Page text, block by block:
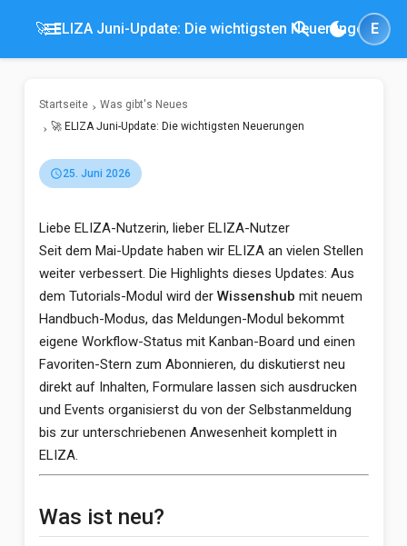
menu
🚀 ELIZA Juni-Update: Die wichtigsten Neuerungen
search dark_mode E
Startseite
Was gibt's Neues
🚀 ELIZA Juni-Update: Die wichtigsten Neuerungen
schedule25. Juni 2026
Liebe ELIZA-Nutzerin, lieber ELIZA-Nutzer
Seit dem Mai-Update haben wir ELIZA an vielen Stellen
weiter verbessert. Die Highlights dieses Updates: Aus
dem Tutorials-Modul wird der Wissenshub mit neuem
Handbuch-Modus, das Meldungen-Modul bekommt
eigene Workflow-Status mit Kanban-Board und einen
Favoriten-Stern zum Abonnieren, du diskutierst neu
direkt auf Inhalten, Formulare lassen sich ausdrucken
und Events organisierst du von der Selbstanmeldung
bis zur unterschriebenen Anwesenheit komplett in
ELIZA.
Was ist neu?